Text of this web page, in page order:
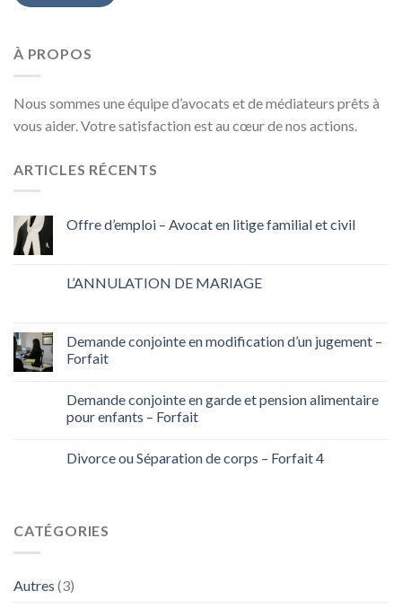
À PROPOS
Nous sommes une équipe d’avocats et de médiateurs prêts à
vous aider. Votre satisfaction est au cœur de nos actions.
ARTICLES RÉCENTS
Offre d’emploi – Avocat en litige familial et civil
L’ANNULATION DE MARIAGE
Demande conjointe en modification d’un jugement –
Forfait
Demande conjointe en garde et pension alimentaire
pour enfants – Forfait
Divorce ou Séparation de corps – Forfait 4
CATÉGORIES
Autres (3)